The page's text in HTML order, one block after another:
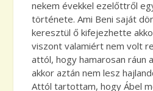
nekem évekkel ezelőttről
története. Ami Beni saját
keresztül ő kifejezhette
viszont valamiért nem volt
attól, hogy hamarosan ráun
akkor aztán nem lesz
Attól tartottam, hogy Ábel